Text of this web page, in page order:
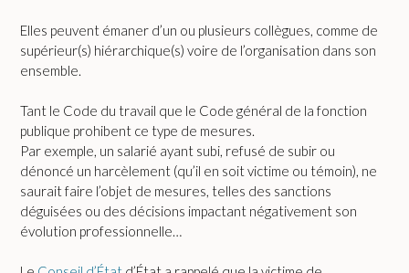
Elles peuvent émaner d’un ou plusieurs collègues, comme de
supérieur(s) hiérarchique(s) voire de l’organisation dans son
ensemble.
Tant le Code du travail que le Code général de la fonction
publique prohibent ce type de mesures.
Par exemple, un salarié ayant subi, refusé de subir ou
dénoncé un harcèlement (qu’il en soit victime ou témoin), ne
saurait faire l’objet de mesures, telles des sanctions
déguisées ou des décisions impactant négativement son
évolution professionnelle…